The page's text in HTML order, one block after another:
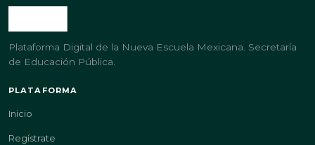
Plataforma Digital de la Nueva Escuela Mexicana. Secretaría
de Educación Pública.
PLATAFORMA
Inicio
Regístrate